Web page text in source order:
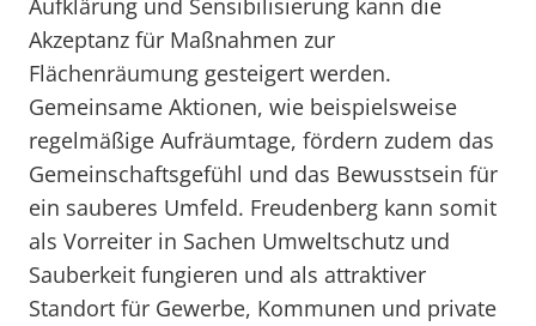
Aufklärung und Sensibilisierung kann die
Akzeptanz für Maßnahmen zur
Flächenräumung gesteigert werden.
Gemeinsame Aktionen, wie beispielsweise
regelmäßige Aufräumtage, fördern zudem das
Gemeinschaftsgefühl und das Bewusstsein für
ein sauberes Umfeld. Freudenberg kann somit
als Vorreiter in Sachen Umweltschutz und
Sauberkeit fungieren und als attraktiver
Standort für Gewerbe, Kommunen und private